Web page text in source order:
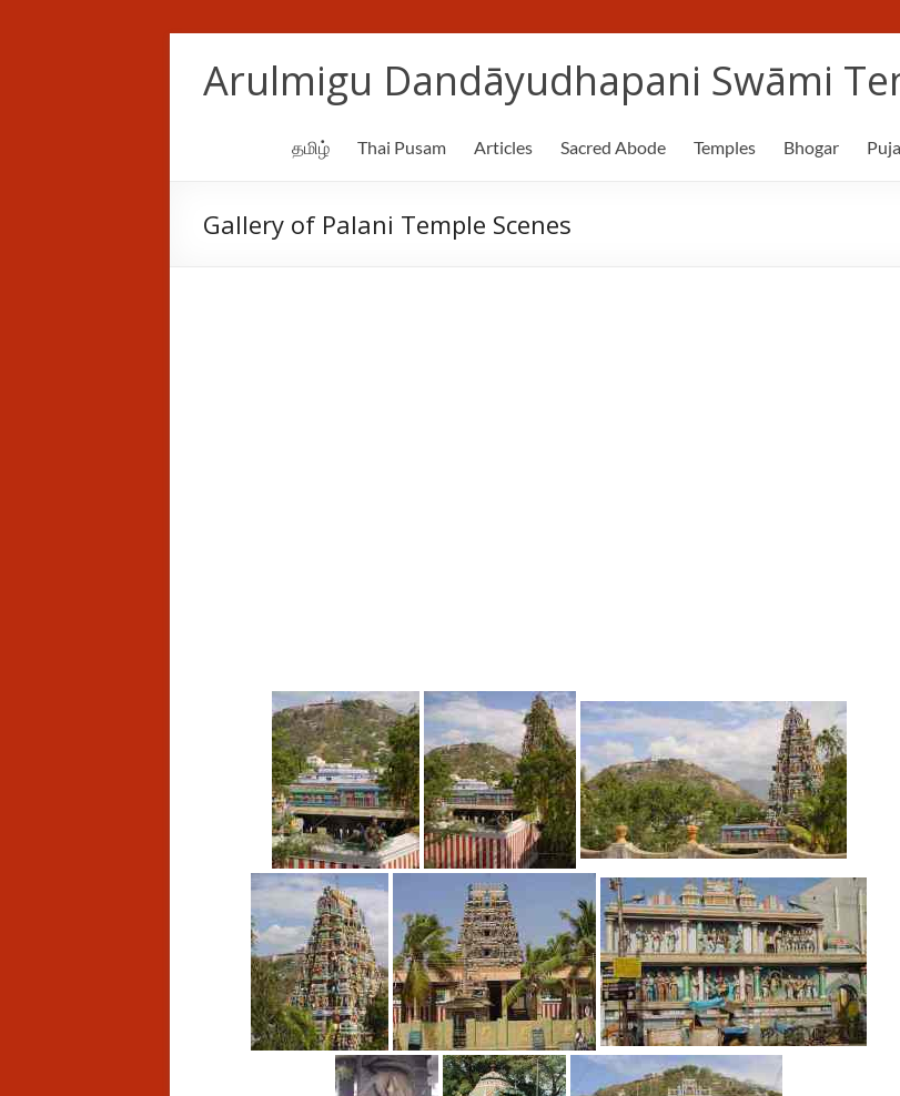
contentArulmigu Dandāyudhapani Swāmi
தமிழ் Thai Pusam Articles Sacred Abode Temples Bhogar
Gallery of Palani Temple Scenes